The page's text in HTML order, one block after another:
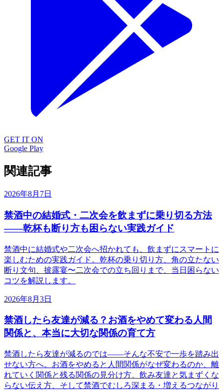
GET IT ON
Google Play
関連記事
2026年8月7日
禁酒中の結婚式・二次会を飲まずに乗り切る方法
——乾杯も断り方も困らない実践ガイド
禁酒中に結婚式や二次会へ招かれても、飲まずにスマートに
楽しむための実践ガイド。乾杯の乗り切り方、角の立たない
断り文句、披露宴〜二次会での立ち回りまで、当日困らない
コツを解説します。
2026年8月3日
禁酒したら友達が減る？お酒をやめて変わる人間
関係と、本当に大切な関係の育て方
禁酒したら友達が減るのでは——そんな不安で一歩を踏み出
せない方へ。お酒をやめると人間関係がなぜ変わるのか、離
れていく関係と残る関係の見分け方、飲み友達と気まずくな
らない伝え方、そして禁酒でむしろ深まる・増えるつながり